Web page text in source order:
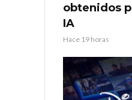
obtenidos
IA
Hace 19 horas